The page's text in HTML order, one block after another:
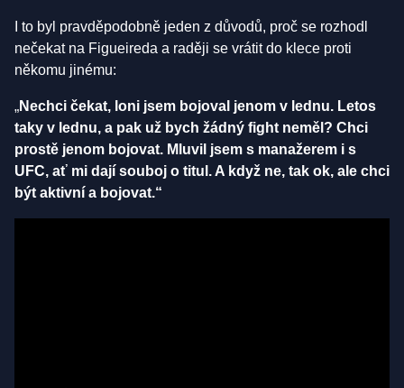
I to byl pravděpodobně jeden z důvodů, proč se rozhodl
nečekat na Figueireda a raději se vrátit do klece proti
někomu jinému:
„Nechci čekat, loni jsem bojoval jenom v lednu. Letos
taky v lednu, a pak už bych žádný fight neměl? Chci
prostě jenom bojovat. Mluvil jsem s manažerem i s
UFC, ať mi dají souboj o titul. A když ne, tak ok, ale chci
být aktivní a bojovat.“